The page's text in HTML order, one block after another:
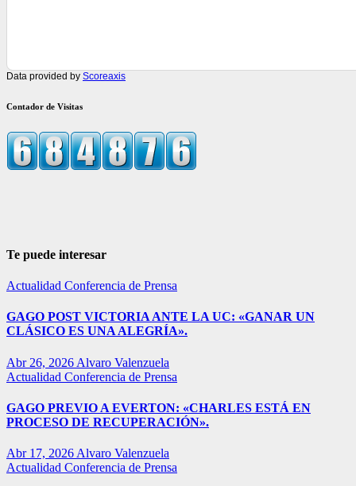
Data provided by Scoreaxis
Contador de Visitas
Te puede interesar
Actualidad Conferencia de Prensa
GAGO POST VICTORIA ANTE LA UC: «GANAR UN
CLÁSICO ES UNA ALEGRÍA».
Abr 26, 2026 Alvaro Valenzuela
Actualidad Conferencia de Prensa
GAGO PREVIO A EVERTON: «CHARLES ESTÁ EN
PROCESO DE RECUPERACIÓN».
Abr 17, 2026 Alvaro Valenzuela
Actualidad Conferencia de Prensa